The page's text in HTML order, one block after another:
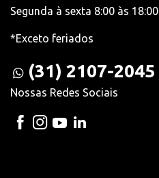
Segunda à sexta 8:00 às 18:00
*Exceto feriados
(31) 2107-2045
Nossas Redes Sociais